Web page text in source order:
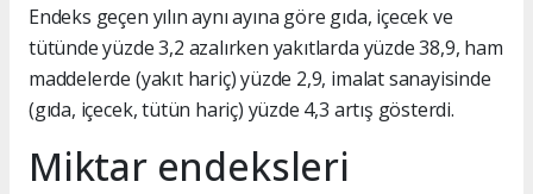
Endeks geçen yılın aynı ayına göre gıda, içecek ve
tütünde yüzde 3,2 azalırken yakıtlarda yüzde 38,9, ham
maddelerde (yakıt hariç) yüzde 2,9, imalat sanayisinde
(gıda, içecek, tütün hariç) yüzde 4,3 artış gösterdi.
Miktar endeksleri